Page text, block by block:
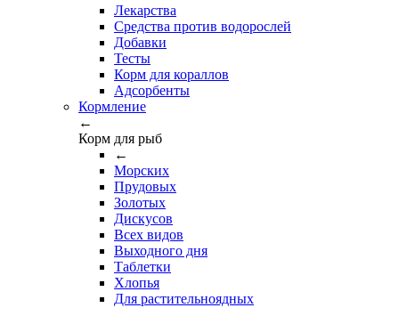
Лекарства
Средства против водорослей
Добавки
Тесты
Корм для кораллов
Адсорбенты
Кормление
←
Корм для рыб
←
Морских
Прудовых
Золотых
Дискусов
Всех видов
Выходного дня
Таблетки
Хлопья
Для растительноядных